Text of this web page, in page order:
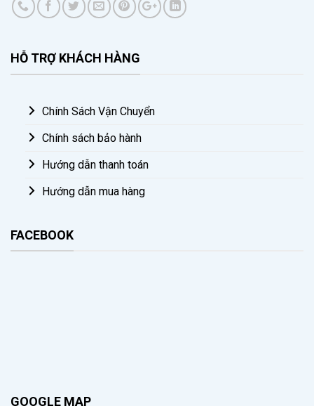
HỖ TRỢ KHÁCH HÀNG
Chính Sách Vận Chuyển
Chính sách bảo hành
Hướng dẫn thanh toán
Hướng dẫn mua hàng
FACEBOOK
GOOGLE MAP